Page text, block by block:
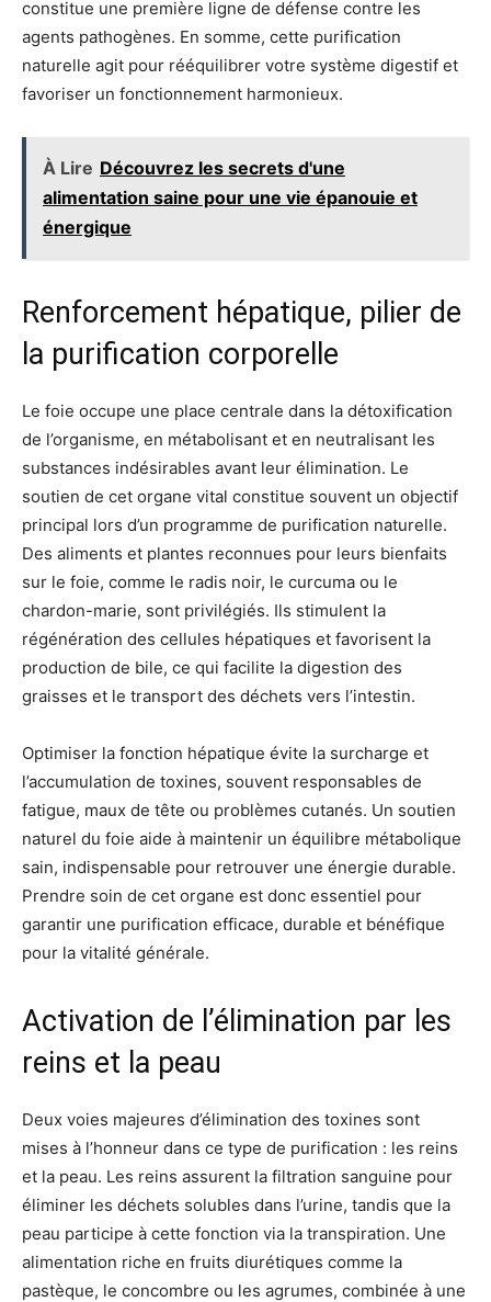
constitue une première ligne de défense contre les
agents pathogènes. En somme, cette purification
naturelle agit pour rééquilibrer votre système digestif et
favoriser un fonctionnement harmonieux.
À Lire Découvrez les secrets d'une
alimentation saine pour une vie épanouie et
énergique
Renforcement hépatique, pilier de
la purification corporelle
Le foie occupe une place centrale dans la détoxification
de l’organisme, en métabolisant et en neutralisant les
substances indésirables avant leur élimination. Le
soutien de cet organe vital constitue souvent un objectif
principal lors d’un programme de purification naturelle.
Des aliments et plantes reconnues pour leurs bienfaits
sur le foie, comme le radis noir, le curcuma ou le
chardon-marie, sont privilégiés. Ils stimulent la
régénération des cellules hépatiques et favorisent la
production de bile, ce qui facilite la digestion des
graisses et le transport des déchets vers l’intestin.
Optimiser la fonction hépatique évite la surcharge et
l’accumulation de toxines, souvent responsables de
fatigue, maux de tête ou problèmes cutanés. Un soutien
naturel du foie aide à maintenir un équilibre métabolique
sain, indispensable pour retrouver une énergie durable.
Prendre soin de cet organe est donc essentiel pour
garantir une purification efficace, durable et bénéfique
pour la vitalité générale.
Activation de l’élimination par les
reins et la peau
Deux voies majeures d’élimination des toxines sont
mises à l’honneur dans ce type de purification : les reins
et la peau. Les reins assurent la filtration sanguine pour
éliminer les déchets solubles dans l’urine, tandis que la
peau participe à cette fonction via la transpiration. Une
alimentation riche en fruits diurétiques comme la
pastèque, le concombre ou les agrumes, combinée à une